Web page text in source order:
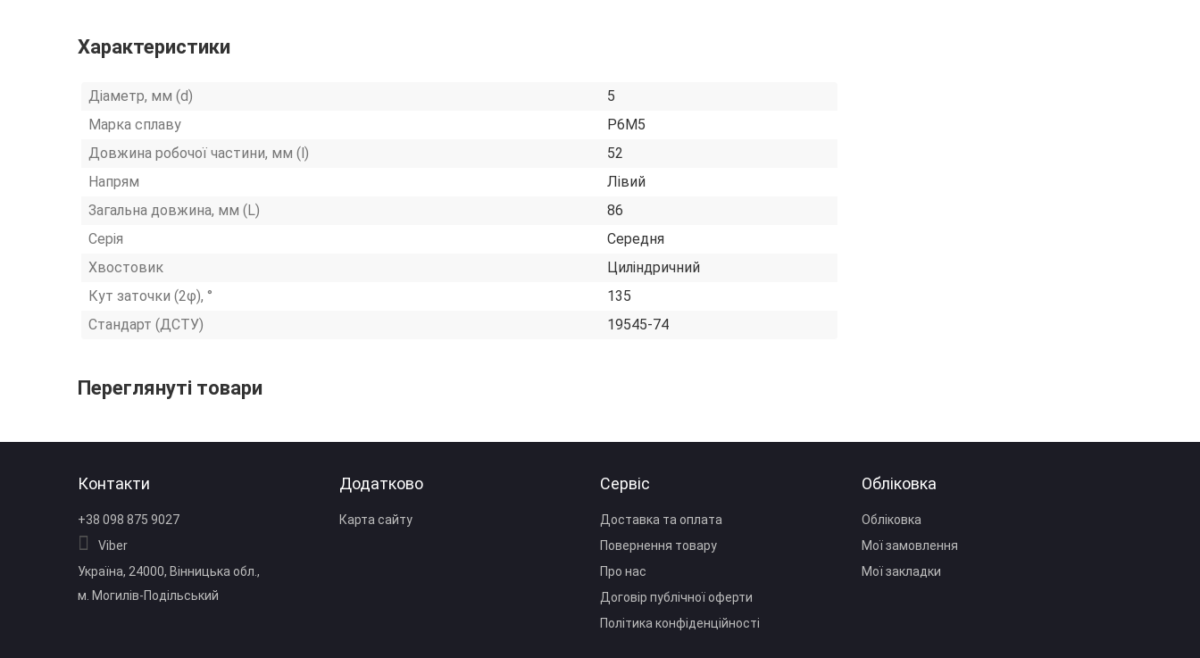
Характеристики
Діаметр, мм (d)
5
Марка сплаву
Р6М5
Довжина робочої частини, мм (l)
52
Напрям
Лівий
Загальна довжина, мм (L)
86
Серія
Середня
Хвостовик
Циліндричний
Кут заточки (2φ), °
135
Стандарт (ДСТУ)
19545-74
Переглянуті товари
Контакти
+38 098 875 9027
Viber
Україна, 24000, Вінницька обл.,
м. Могилів‑Подільський
Додатково
Карта сайту
Сервіс
Доставка та оплата
Повернення товару
Про нас
Договір публічної оферти
Політика конфіденційності
Обліковка
Обліковка
Мої замовлення
Мої закладки